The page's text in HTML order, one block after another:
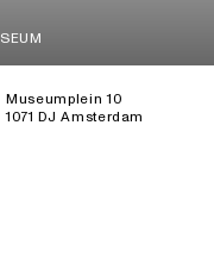
Museumplein 10
1071 DJ Amsterdam